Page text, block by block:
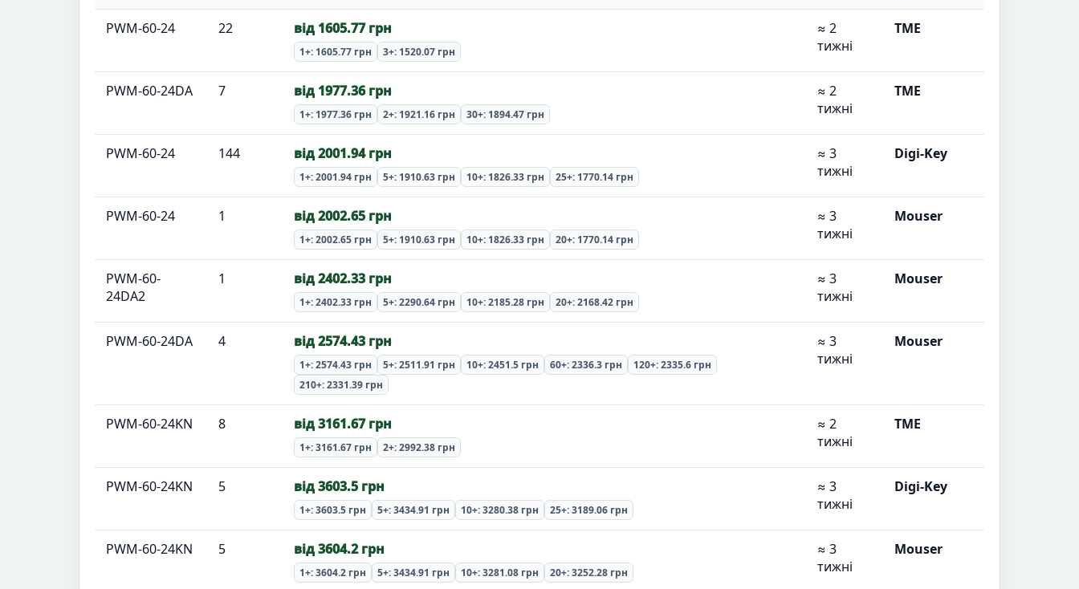
PWM-60-24 22 від 1605.77 грн
1+: 1605.77 грн 3+: 1520.07 грн
≈ 2
тижні
TME
PWM-60-24DA 7 від 1977.36 грн
1+: 1977.36 грн 2+: 1921.16 грн 30+: 1894.47 грн
≈ 2
тижні
TME
PWM-60-24 144 від 2001.94 грн
1+: 2001.94 грн 5+: 1910.63 грн 10+: 1826.33 грн 25+: 1770.14 грн
≈ 3
тижні
Digi-Key
PWM-60-24 1 від 2002.65 грн
1+: 2002.65 грн 5+: 1910.63 грн 10+: 1826.33 грн 20+: 1770.14 грн
≈ 3
тижні
Mouser
PWM-60-
24DA2
1 від 2402.33 грн
1+: 2402.33 грн 5+: 2290.64 грн 10+: 2185.28 грн 20+: 2168.42 грн
≈ 3
тижні
Mouser
PWM-60-24DA 4 від 2574.43 грн
1+: 2574.43 грн 5+: 2511.91 грн 10+: 2451.5 грн 60+: 2336.3 грн
120+: 2335.6 грн
210+: 2331.39 грн
≈ 3
тижні
Mouser
PWM-60-24KN 8 від 3161.67 грн
1+: 3161.67 грн 2+: 2992.38 грн
≈ 2
тижні
TME
PWM-60-24KN 5 від 3603.5 грн
1+: 3603.5 грн 5+: 3434.91 грн 10+: 3280.38 грн 25+: 3189.06 грн
≈ 3
тижні
Digi-Key
PWM-60-24KN 5 від 3604.2 грн
1+: 3604.2 грн 5+: 3434.91 грн 10+: 3281.08 грн 20+: 3252.28 грн
≈ 3
тижні
Mouser